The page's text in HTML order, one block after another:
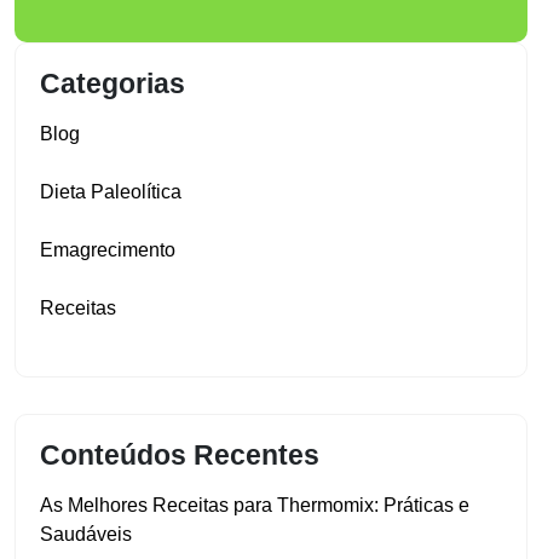
Categorias
Blog
Dieta Paleolítica
Emagrecimento
Receitas
Conteúdos Recentes
As Melhores Receitas para Thermomix: Práticas e
Saudáveis